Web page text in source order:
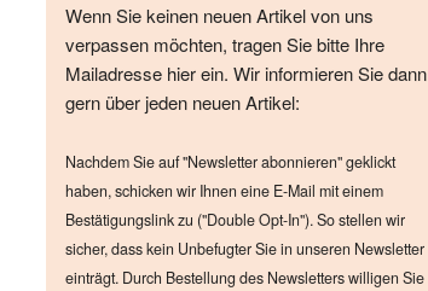
Wenn Sie keinen neuen Artikel von uns
verpassen möchten, tragen Sie bitte Ihre
Mailadresse hier ein. Wir informieren Sie dann
gern über jeden neuen Artikel:
Nachdem Sie auf "Newsletter abonnieren" geklickt
haben, schicken wir Ihnen eine E-Mail mit einem
Bestätigungslink zu ("Double Opt-In"). So stellen wir
sicher, dass kein Unbefugter Sie in unseren Newsletter
einträgt. Durch Bestellung des Newsletters willigen Sie